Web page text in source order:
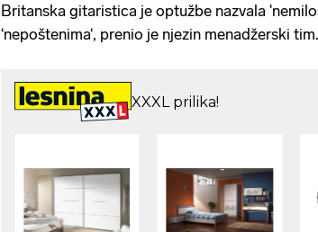
Britanska gitaristica je optužbe nazvala
‘nepoštenima‘, prenio je njezin menadžerski tim.